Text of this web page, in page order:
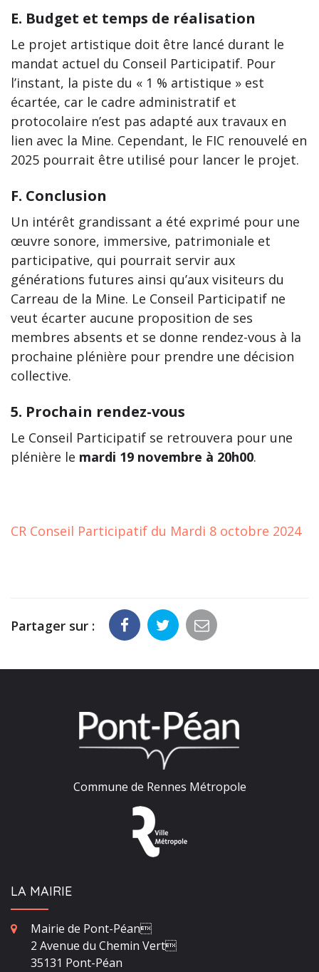
E. Budget et temps de réalisation
Le projet artistique doit être lancé durant le
mandat actuel du Conseil Participatif. Pour
l’instant, la piste du « 1 % artistique » est
écartée, car le cadre administratif et
protocolaire n’est pas adapté aux travaux en
lien avec la Mine. Cependant, le FIC renouvelé en
2025 pourrait être utilisé pour lancer le projet.
F. Conclusion
Un intérêt grandissant a été exprimé pour une
œuvre sonore, immersive, patrimoniale et
participative, qui pourrait servir aux
générations futures ainsi qu’aux visiteurs du
Carreau de la Mine. Le Conseil Participatif ne
veut écarter aucune proposition de ses
membres absents et se donne rendez-vous à la
prochaine plénière pour prendre une décision
collective.
5. Prochain rendez-vous
Le Conseil Participatif se retrouvera pour une
plénière le mardi 19 novembre à 20h00.
CR Conseil Participatif du Mardi 8 octobre 2024
Partager sur :
Commune de Rennes Métropole
LA MAIRIE
Mairie de Pont-Péan
2 Avenue du Chemin Vert
35131 Pont-Péan